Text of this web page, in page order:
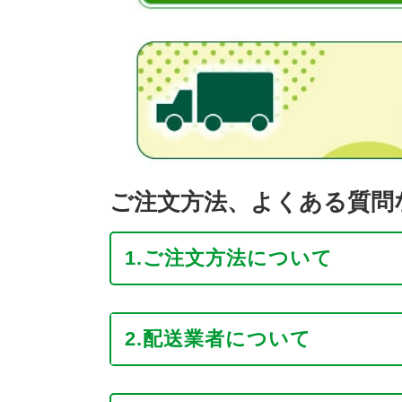
ご注文方法、よくある質問
1.ご注文方法について
2.配送業者について